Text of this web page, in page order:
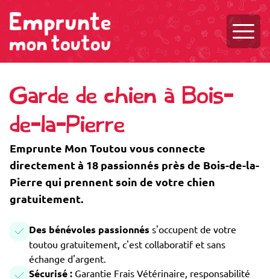
Garde de chien à Bois-
de-la-Pierre
Emprunte Mon Toutou vous connecte
directement à 18 passionnés près de Bois-de-la-
Pierre qui prennent soin de votre chien
gratuitement.
Des bénévoles passionnés s'occupent de votre
toutou gratuitement, c'est collaboratif et sans
échange d'argent.
Sécurisé : Garantie Frais Vétérinaire, responsabilité